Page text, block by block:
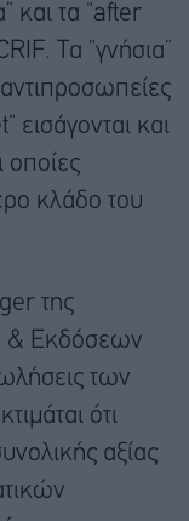
και τα “after
Τα “γνήσια”
αντιπροσωπείες
εισάγονται και
οποίες
κλάδο του
της
& Εκδόσεων
των
ότι
αξίας